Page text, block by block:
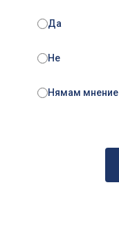
Да
Не
Нямам мнение